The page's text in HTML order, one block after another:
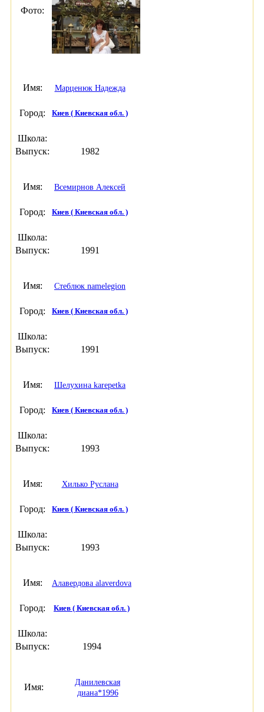
Фото:
Имя: Марценюк Надежда
Город: Киев ( Киевская обл. )
Школа:
Выпуск:
1982
Имя: Всемирнов Алексей
Город: Киев ( Киевская обл. )
Школа:
Выпуск:
1991
Имя: Cтеблюк namelegion
Город: Киев ( Киевская обл. )
Школа:
Выпуск:
1991
Имя: Шелухина karepetka
Город: Киев ( Киевская обл. )
Школа:
Выпуск:
1993
Имя: Хилько Руслана
Город: Киев ( Киевская обл. )
Школа:
Выпуск:
1993
Имя: Алавердова alaverdova
Город: Киев ( Киевская обл. )
Школа:
Выпуск:
1994
Имя:
Данилевская
диана*1996